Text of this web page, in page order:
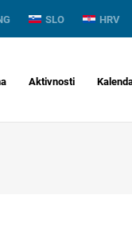
SLO HRV
Aktivnosti